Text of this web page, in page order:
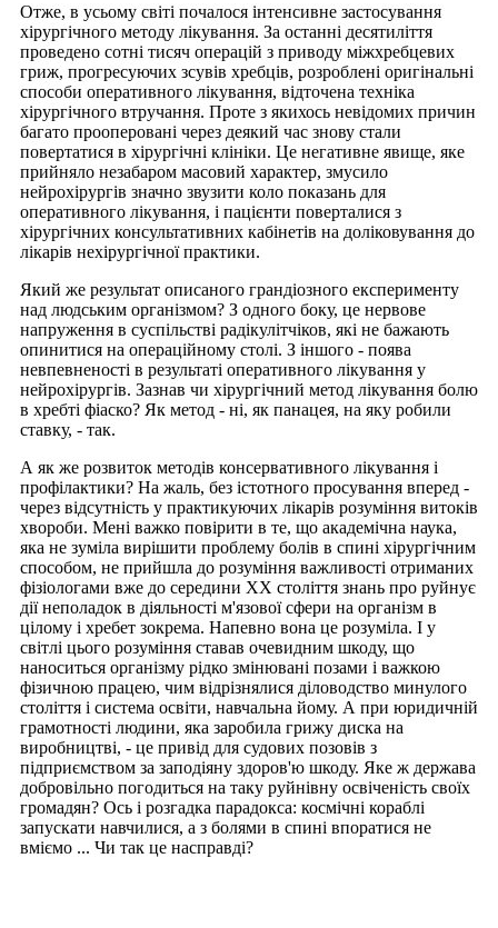
Отже, в усьому світі почалося інтенсивне застосування
хірургічного методу лікування. За останні десятиліття
проведено сотні тисяч операцій з приводу міжхребцевих
гриж, прогресуючих зсувів хребців, розроблені оригінальні
способи оперативного лікування, відточена техніка
хірургічного втручання. Проте з якихось невідомих причин
багато прооперовані через деякий час знову стали
повертатися в хірургічні клініки. Це негативне явище, яке
прийняло незабаром масовий характер, змусило
нейрохірургів значно звузити коло показань для
оперативного лікування, і пацієнти поверталися з
хірургічних консультативних кабінетів на доліковування до
лікарів нехірургічної практики.
Який же результат описаного грандіозного експерименту
над людським організмом? З одного боку, це нервове
напруження в суспільстві радікулітчіков, які не бажають
опинитися на операційному столі. З іншого - поява
невпевненості в результаті оперативного лікування у
нейрохірургів. Зазнав чи хірургічний метод лікування болю
в хребті фіаско? Як метод - ні, як панацея, на яку робили
ставку, - так.
А як же розвиток методів консервативного лікування і
профілактики? На жаль, без істотного просування вперед -
через відсутність у практикуючих лікарів розуміння витоків
хвороби. Мені важко повірити в те, що академічна наука,
яка не зуміла вирішити проблему болів в спині хірургічним
способом, не прийшла до розуміння важливості отриманих
фізіологами вже до середини XX століття знань про руйнує
дії неполадок в діяльності м'язової сфери на організм в
цілому і хребет зокрема. Напевно вона це розуміла. І у
світлі цього розуміння ставав очевидним шкоду, що
наноситься організму рідко змінювані позами і важкою
фізичною працею, чим відрізнялися діловодство минулого
століття і система освіти, навчальна йому. А при юридичній
грамотності людини, яка заробила грижу диска на
виробництві, - це привід для судових позовів з
підприємством за заподіяну здоров'ю шкоду. Яке ж держава
добровільно погодиться на таку руйнівну освіченість своїх
громадян? Ось і розгадка парадокса: космічні кораблі
запускати навчилися, а з болями в спині впоратися не
вміємо ... Чи так це насправді?